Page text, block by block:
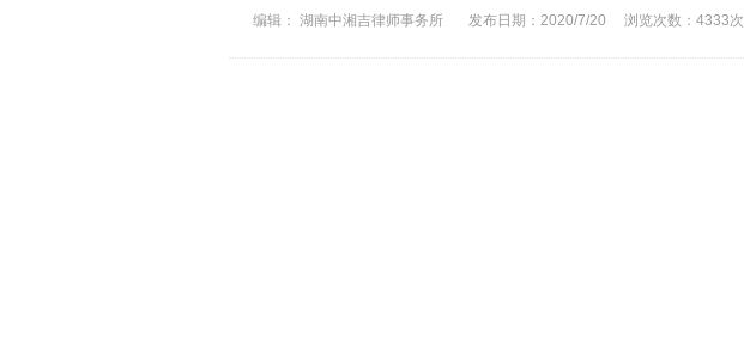
编辑： 湖南中湘吉律师事务所 发布日期：2020/7/20 浏览次数：4333次